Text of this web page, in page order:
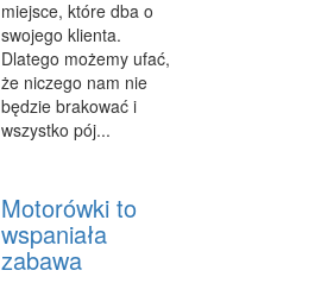
miejsce, które dba o
swojego klienta.
Dlatego możemy ufać,
że niczego nam nie
będzie brakować i
wszystko pój...
Motorówki to
wspaniała
zabawa